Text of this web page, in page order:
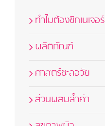
ทำไมต้องซิกเนเจอร์
ผลิตภัณฑ์
ศาสตร์ชะลอวัย
ส่วนผสมล้ำค่า